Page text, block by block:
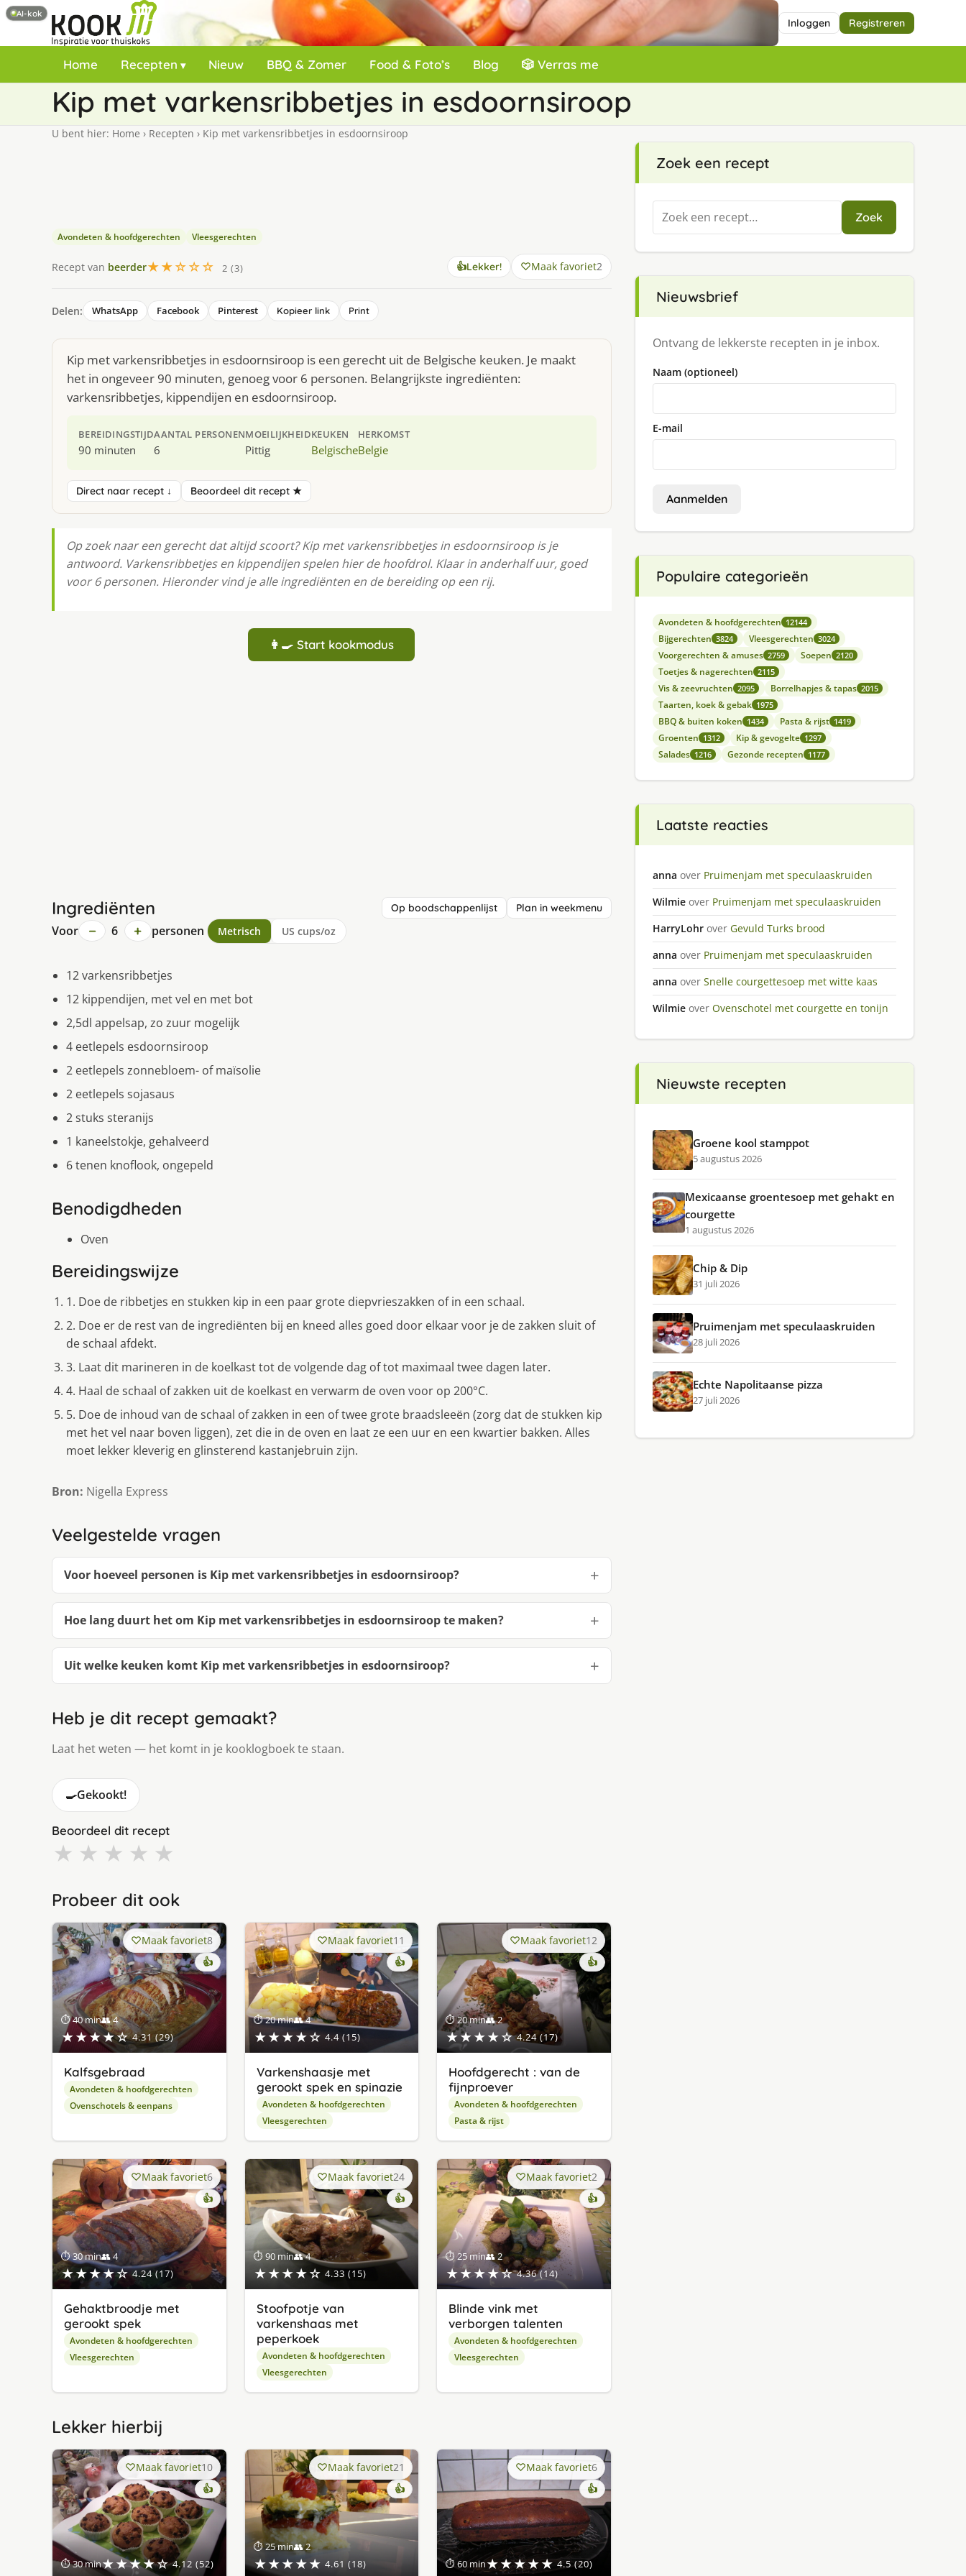
Inloggen Registreren
Home Recepten Nieuw BBQ & Zomer Food & Foto’s Blog 🎲 Verras me
Kip met varkensribbetjes in esdoornsiroop
U bent hier: Home › Recepten › Kip met varkensribbetjes in esdoornsiroop
Avondeten & hoofdgerechten Vleesgerechten
Recept van beerder★★☆☆☆ 2 (3) 👍Lekker! Maak favoriet2
Delen: WhatsApp Facebook Pinterest Kopieer link Print
Kip met varkensribbetjes in esdoornsiroop is een gerecht uit de Belgische keuken. Je maakt
het in ongeveer 90 minuten, genoeg voor 6 personen. Belangrijkste ingrediënten:
varkensribbetjes, kippendijen en esdoornsiroop.
BEREIDINGSTIJD
90 minuten
AANTAL PERSONEN
6
MOEILIJKHEID
Pittig
KEUKEN
Belgische
HERKOMST
Belgie
Direct naar recept ↓ Beoordeel dit recept ★
Op zoek naar een gerecht dat altijd scoort? Kip met varkensribbetjes in esdoornsiroop is je
antwoord. Varkensribbetjes en kippendijen spelen hier de hoofdrol. Klaar in anderhalf uur, goed
voor 6 personen. Hieronder vind je alle ingrediënten en de bereiding op een rij.
👩‍🍳 Start kookmodus
Ingrediënten Op boodschappenlijst Plan in weekmenu
Voor − 6 + personen Metrisch US cups/oz
12 varkensribbetjes
12 kippendijen, met vel en met bot
2,5dl appelsap, zo zuur mogelijk
4 eetlepels esdoornsiroop
2 eetlepels zonnebloem- of maïsolie
2 eetlepels sojasaus
2 stuks steranijs
1 kaneelstokje, gehalveerd
6 tenen knoflook, ongepeld
Benodigdheden
Oven
Bereidingswijze
1. Doe de ribbetjes en stukken kip in een paar grote diepvrieszakken of in een schaal.
2. Doe er de rest van de ingrediënten bij en kneed alles goed door elkaar voor je de zakken sluit of
de schaal afdekt.
3. Laat dit marineren in de koelkast tot de volgende dag of tot maximaal twee dagen later.
4. Haal de schaal of zakken uit de koelkast en verwarm de oven voor op 200°C.
5. Doe de inhoud van de schaal of zakken in een of twee grote braadsleeën (zorg dat de stukken kip
met het vel naar boven liggen), zet die in de oven en laat ze een uur en een kwartier bakken. Alles
moet lekker kleverig en glinsterend kastanjebruin zijn.
Bron: Nigella Express
Veelgestelde vragen
Voor hoeveel personen is Kip met varkensribbetjes in esdoornsiroop?
Hoe lang duurt het om Kip met varkensribbetjes in esdoornsiroop te maken?
Uit welke keuken komt Kip met varkensribbetjes in esdoornsiroop?
Heb je dit recept gemaakt?
Laat het weten — het komt in je kooklogboek te staan.
🍳Gekookt!
Beoordeel dit recept
★ ★ ★ ★ ★
Probeer dit ook
⏱ 40 min👥 4
★★★★☆ 4.31 (29)
Maak favoriet8
👍
Kalfsgebraad
Avondeten & hoofdgerechten
Ovenschotels & eenpans
⏱ 20 min👥 4
★★★★☆ 4.4 (15)
Maak favoriet11
👍
Varkenshaasje met
gerookt spek en spinazie
Avondeten & hoofdgerechten
Vleesgerechten
⏱ 20 min👥 2
★★★★☆ 4.24 (17)
Maak favoriet12
👍
Hoofdgerecht : van de
fijnproever
Avondeten & hoofdgerechten
Pasta & rijst
⏱ 30 min👥 4
★★★★☆ 4.24 (17)
Maak favoriet6
👍
Gehaktbroodje met
gerookt spek
Avondeten & hoofdgerechten
Vleesgerechten
⏱ 90 min👥 4
★★★★☆ 4.33 (15)
Maak favoriet24
👍
Stoofpotje van
varkenshaas met
peperkoek
Avondeten & hoofdgerechten
Vleesgerechten
⏱ 25 min👥 2
★★★★☆ 4.36 (14)
Maak favoriet2
👍
Blinde vink met
verborgen talenten
Avondeten & hoofdgerechten
Vleesgerechten
Lekker hierbij
⏱ 30 min★★★★☆ 4.12 (52)
Maak favoriet10
👍
⏱ 25 min👥 2
★★★★★ 4.61 (18)
Maak favoriet21
👍
⏱ 60 min★★★★★ 4.5 (20)
Maak favoriet6
👍
Zoek een recept
Zoeken
naar:
Zoek
Nieuwsbrief
Ontvang de lekkerste recepten in je inbox.
Naam (optioneel)
E-mail
Aanmelden
Populaire categorieën
Avondeten & hoofdgerechten 12144
Bijgerechten 3824 Vleesgerechten 3024
Voorgerechten & amuses 2759 Soepen 2120
Toetjes & nagerechten 2115
Vis & zeevruchten 2095 Borrelhapjes & tapas 2015
Taarten, koek & gebak 1975
BBQ & buiten koken 1434 Pasta & rijst 1419
Groenten 1312 Kip & gevogelte 1297
Salades 1216 Gezonde recepten 1177
Laatste reacties
anna over Pruimenjam met speculaaskruiden
Wilmie over Pruimenjam met speculaaskruiden
HarryLohr over Gevuld Turks brood
anna over Pruimenjam met speculaaskruiden
anna over Snelle courgettesoep met witte kaas
Wilmie over Ovenschotel met courgette en tonijn
Nieuwste recepten
Groene kool stamppot
5 augustus 2026
Mexicaanse groentesoep met gehakt en
courgette
1 augustus 2026
Chip & Dip
31 juli 2026
Pruimenjam met speculaaskruiden
28 juli 2026
AI-kok
Echte Napolitaanse pizza
27 juli 2026